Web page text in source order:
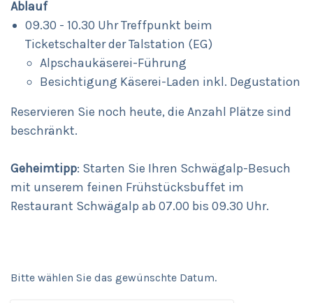
Ablauf
09.30 - 10.30 Uhr Treffpunkt beim
Ticketschalter der Talstation (EG)
Alpschaukäserei-Führung
Besichtigung Käserei-Laden inkl. Degustation
Reservieren Sie noch heute, die Anzahl Plätze sind
beschränkt.
Geheimtipp: Starten Sie Ihren Schwägalp-Besuch
mit unserem feinen Frühstücksbuffet im
Restaurant Schwägalp ab 07.00 bis 09.30 Uhr.
Bitte wählen Sie das gewünschte Datum.